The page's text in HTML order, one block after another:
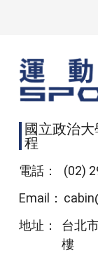
國立政治
程
電話：
(02)
Email：
地址：
台北
樓